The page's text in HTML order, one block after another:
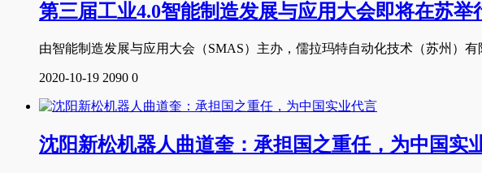
第三届工业4.0智能制造发展与应用大会即将在苏举
由智能制造发展与应用大会（SMAS）主办，儒拉玛特自动化技术（苏州）
2020-10-19 2090 0
沈阳新松机器人曲道奎：承担国之重任，为中国实